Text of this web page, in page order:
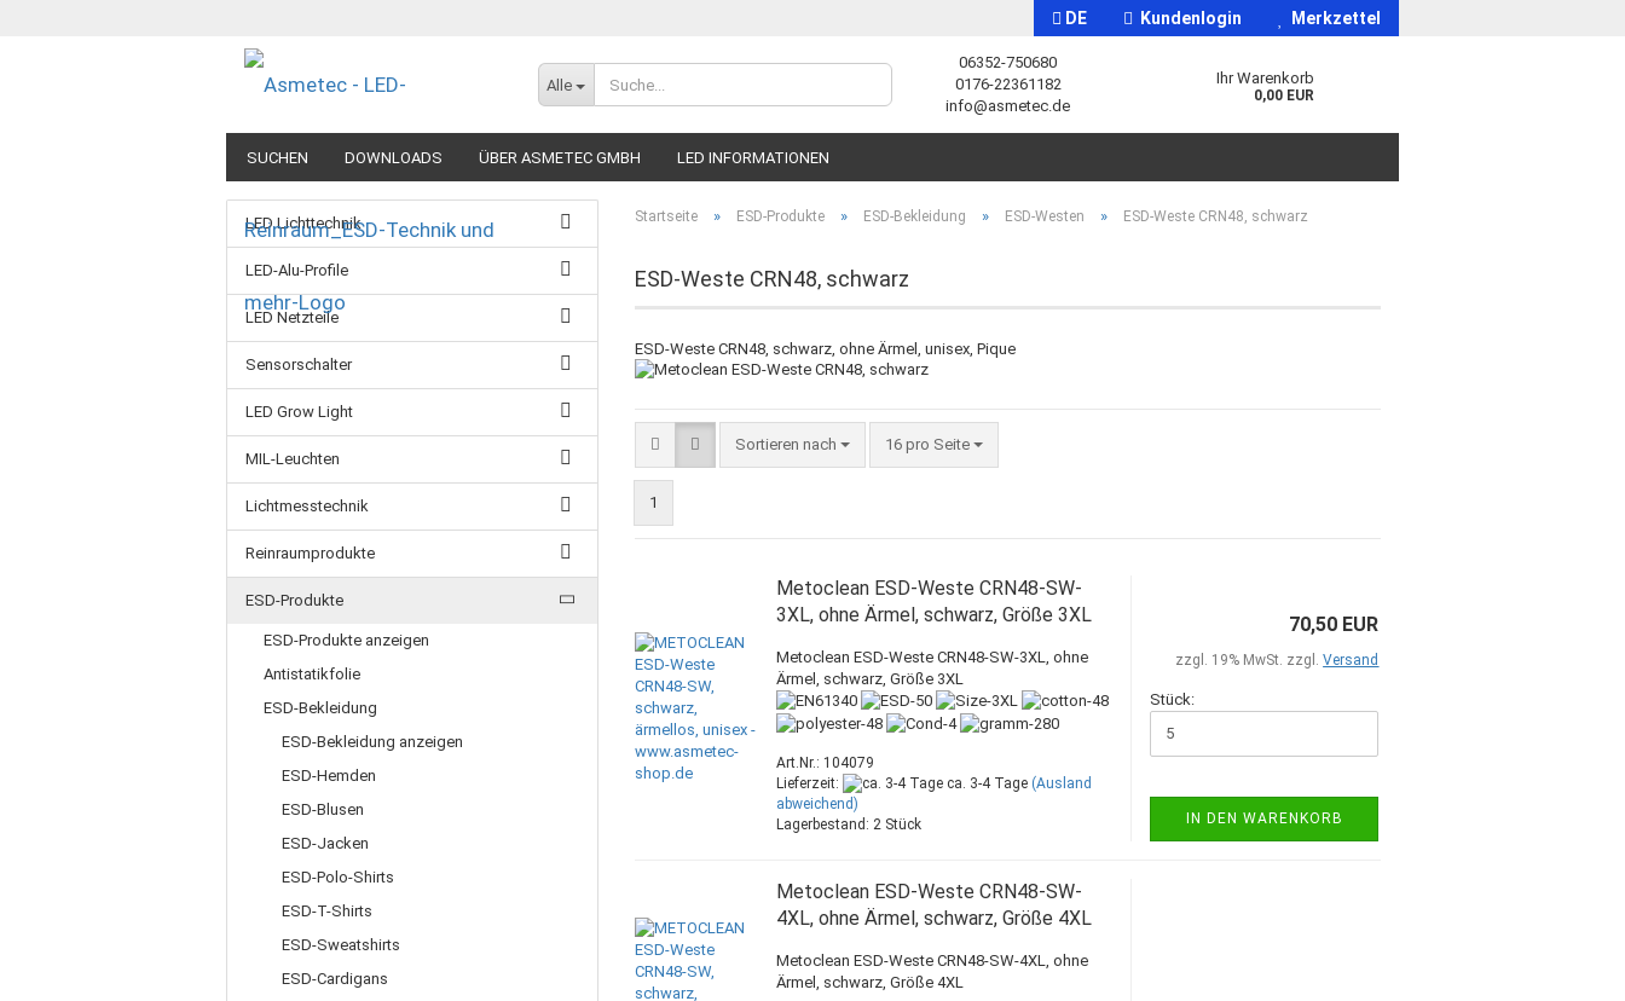
DE
Sprache auswählen
Kundenlogin
Konto erstellen
Merkzettel
Alle
06352-750680
0176-22361182
info@asmetec.de
Ihr Warenkorb
0,00 EUR
SUCHEN DOWNLOADS ÜBER ASMETEC GMBH LED INFORMATIONEN
Startseite » ESD-Produkte » ESD-Bekleidung » ESD-Westen » ESD-Weste CRN48, schwarz
ESD-Weste CRN48, schwarz
ESD-Weste CRN48, schwarz, ohne Ärmel, unisex, Pique
Sortieren nach 16 pro Seite
1
Metoclean ESD-Weste CRN48-SW-
3XL, ohne Ärmel, schwarz, Größe 3XL
Metoclean ESD-Weste CRN48-SW-3XL, ohne
Ärmel, schwarz, Größe 3XL
Art.Nr.: 104079
Lieferzeit:
ca. 3-4 Tage (Ausland
abweichend)
Lagerbestand: 2 Stück
70,50 EUR
zzgl. 19% MwSt. zzgl.Versand
Stück:
IN DEN WARENKORB
Metoclean ESD-Weste CRN48-SW-
4XL, ohne Ärmel, schwarz, Größe 4XL
Metoclean ESD-Weste CRN48-SW-4XL, ohne
Ärmel, schwarz, Größe 4XL
LED Lichttechnik
LED-Alu-Profile
LED Netzteile
Sensorschalter
LED Grow Light
MIL-Leuchten
Lichtmesstechnik
Reinraumprodukte
ESD-Produkte
ESD-Produkte anzeigen
Antistatikfolie
ESD-Bekleidung
ESD-Bekleidung anzeigen
ESD-Hemden
ESD-Blusen
ESD-Jacken
ESD-Polo-Shirts
ESD-T-Shirts
ESD-Sweatshirts
ESD-Cardigans